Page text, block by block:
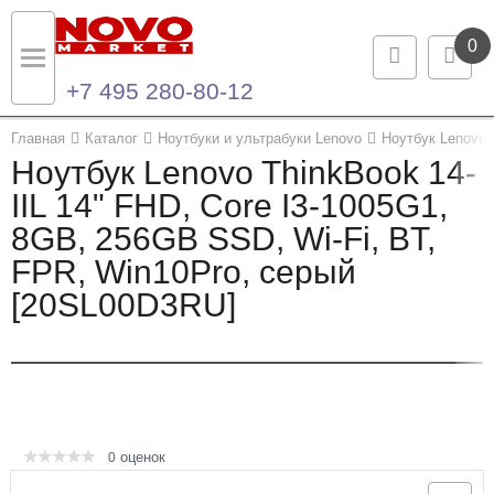
0
+7 495 280-80-12
Главная Каталог Ноутбуки и ультрабуки Lenovo Ноутбук
Ноутбук Lenovo ThinkBook 14-
IIL 14" FHD, Core I3-1005G1,
8GB, 256GB SSD, Wi-Fi, BT,
FPR, Win10Pro, серый
[20SL00D3RU]
0 оценок
Назад
Каталог продукции
Ноутбуки и ультрабуки
Компьютеры
Назад
Контакты
Контактная информация